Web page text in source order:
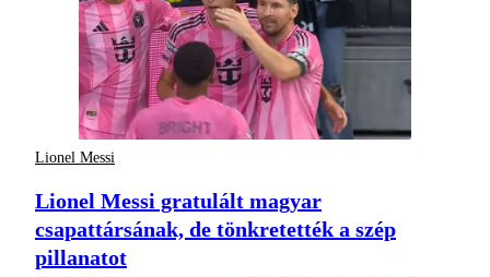
Lionel Messi
Lionel Messi gratulált magyar
csapattársának, de tönkretették a szép
pillanatot